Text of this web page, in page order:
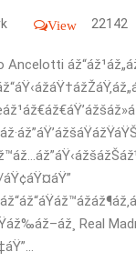
View 22142
Ancelotti
Real